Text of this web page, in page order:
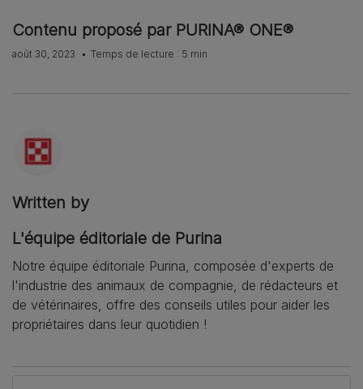
Contenu proposé par PURINA® ONE®
août 30, 2023 Temps de lecture : 5 min
Written by
L'équipe éditoriale de Purina
Notre équipe éditoriale Purina, composée d'experts de
l'industrie des animaux de compagnie, de rédacteurs et
de vétérinaires, offre des conseils utiles pour aider les
propriétaires dans leur quotidien !